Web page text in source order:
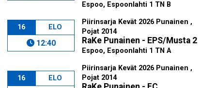
Espoo, Espoonlahti 1 TN B
16 ELO
12:40
Piirinsarja Kevät 2026 Punainen ,
Pojat 2014
RaKe Punainen - EPS/Musta 2
Espoo, Espoonlahti 1 TN A
16 ELO
Piirinsarja Kevät 2026 Punainen ,
Pojat 2014